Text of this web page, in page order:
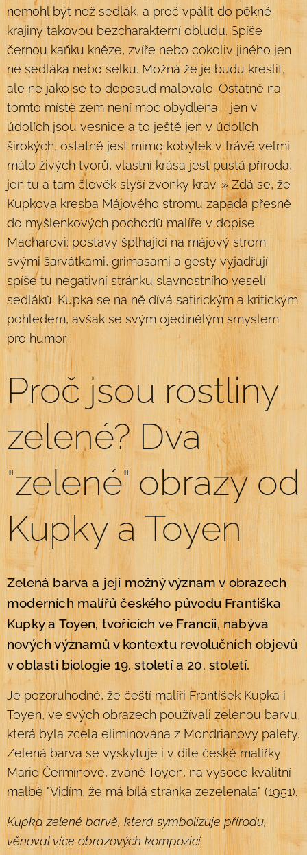
nemohl být než sedlák, a proč vpálit do pěkné
krajiny takovou bezcharakterní obludu. Spíše
černou kaňku kněze, zvíře nebo cokoliv jiného jen
ne sedláka nebo selku. Možná že je budu kreslit,
ale ne jako se to doposud malovalo. Ostatně na
tomto místě zem není moc obydlena - jen v
údolích jsou vesnice a to ještě jen v údolích
širokých, ostatně jest mimo kobylek v trávě velmi
málo živých tvorů, vlastní krása jest pustá příroda,
jen tu a tam člověk slyší zvonky krav. » Zdá se, že
Kupkova kresba Májového stromu zapadá přesně
do myšlenkových pochodů malíře v dopise
Macharovi: postavy šplhající na májový strom
svými šarvátkami, grimasami a gesty vyjadřují
spíše tu negativní stránku slavnostního veselí
sedláků. Kupka se na ně dívá satirickým a kritickým
pohledem, avšak se svým ojedinělým smyslem
pro humor.
Proč jsou rostliny
zelené? Dva
"zelené" obrazy od
Kupky a Toyen
Zelená barva a její možný význam v obrazech
moderních malířů českého původu Františka
Kupky a Toyen, tvořících ve Francii, nabývá
nových významů v kontextu revolučních objevů
v oblasti biologie 19. století a 20. století.
Je pozoruhodné, že čeští malíři František Kupka i
Toyen, ve svých obrazech používali zelenou barvu,
která byla zcela eliminována z Mondrianovy palety.
Zelená barva se vyskytuje i v díle české malířky
Marie Čermínové, zvané Toyen, na vysoce kvalitní
malbě "Vidím, že má bílá stránka zezelenala" (1951).
Kupka zelené barvě, která symbolizuje přírodu,
věnoval více obrazových kompozicí.